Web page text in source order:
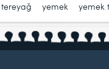
tereyağ yemek yemek